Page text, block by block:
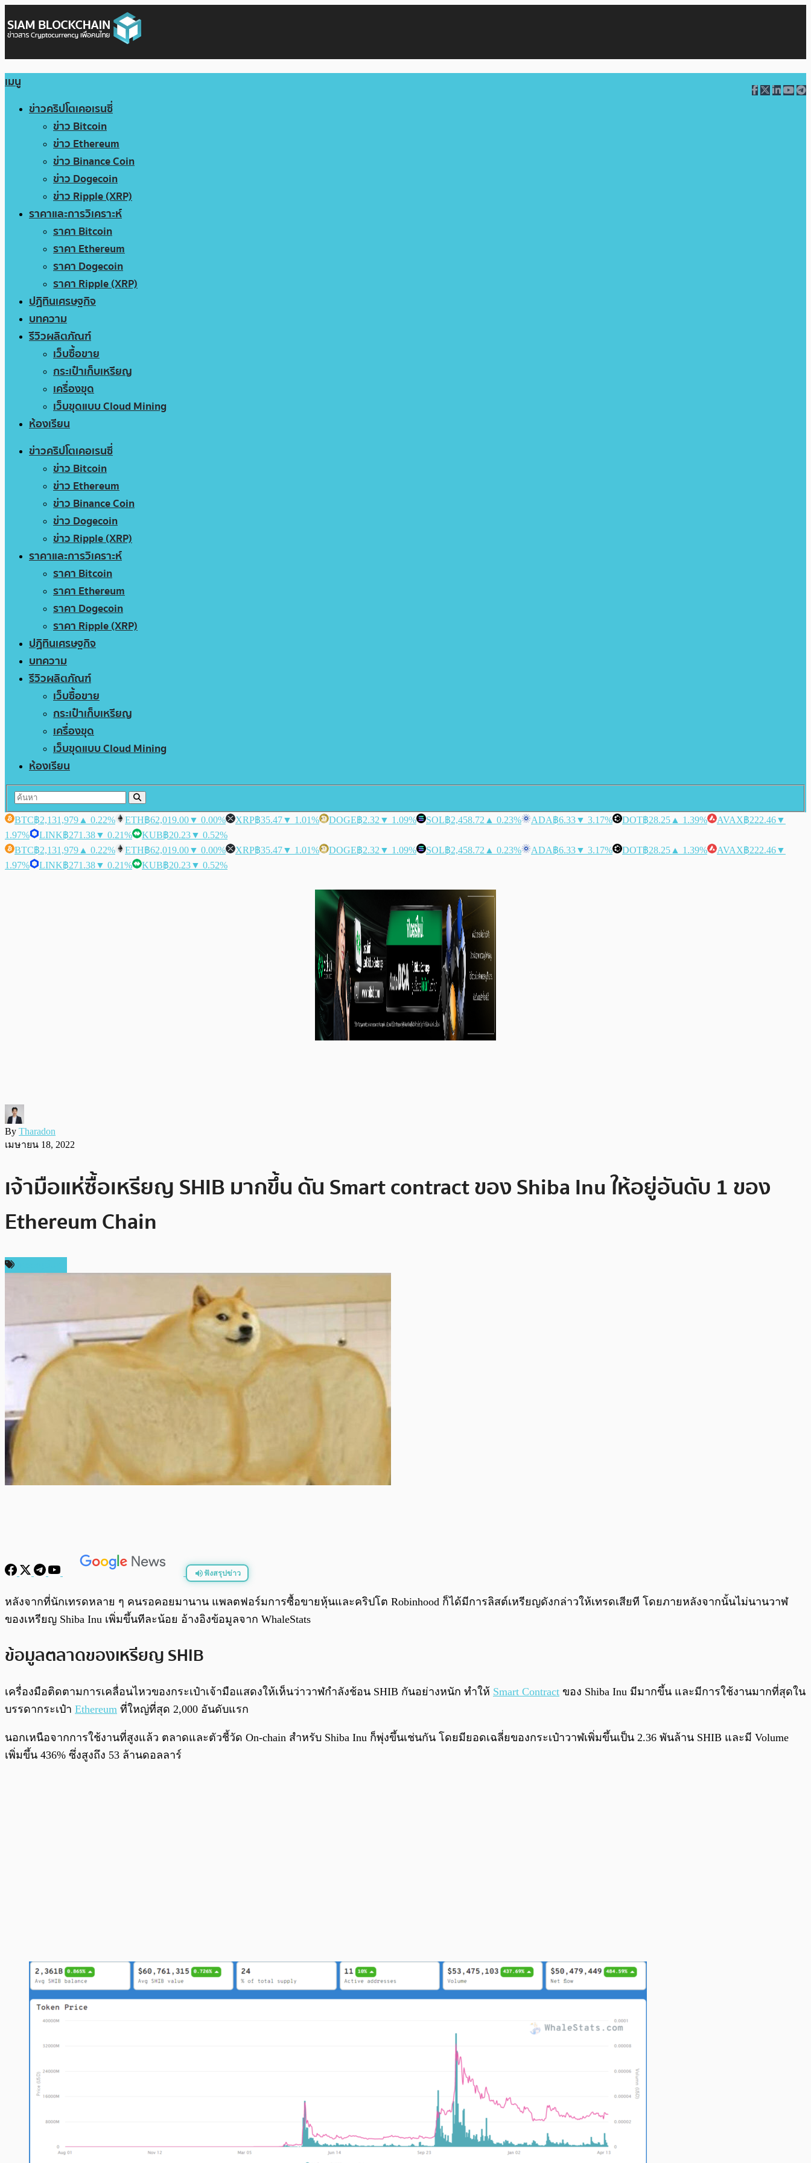
เมนู
ข่าวคริปโตเคอเรนซี่
ข่าว Bitcoin
ข่าว Ethereum
ข่าว Binance Coin
ข่าว Dogecoin
ข่าว Ripple (XRP)
ราคาและการวิเคราะห์
ราคา Bitcoin
ราคา Ethereum
ราคา Dogecoin
ราคา Ripple (XRP)
ปฏิทินเศรษฐกิจ
บทความ
รีวิวผลิตภัณฑ์
เว็บซื้อขาย
กระเป๋าเก็บเหรียญ
เครื่องขุด
เว็บขุดแบบ Cloud Mining
ห้องเรียน
ข่าวคริปโตเคอเรนซี่
ข่าว Bitcoin
ข่าว Ethereum
ข่าว Binance Coin
ข่าว Dogecoin
ข่าว Ripple (XRP)
ราคาและการวิเคราะห์
ราคา Bitcoin
ราคา Ethereum
ราคา Dogecoin
ราคา Ripple (XRP)
ปฏิทินเศรษฐกิจ
บทความ
รีวิวผลิตภัณฑ์
เว็บซื้อขาย
กระเป๋าเก็บเหรียญ
เครื่องขุด
เว็บขุดแบบ Cloud Mining
ห้องเรียน
BTC฿2,131,979 ▲ 0.22% ETH฿62,019.00▼ 0.00% XRP฿35.47▼ 1.01% DOGE฿2.32 ▼ 1.09% SOL฿2,458.72 ▲ 0.23% ADA฿6.33▼ 3.17% DOT฿28.25 ▲ 1.39% AVAX฿222.46▼
1.97%
LINK฿271.38▼ 0.21% KUB฿20.23▼ 0.52%
BTC฿2,131,979 ▲ 0.22% ETH฿62,019.00▼ 0.00% XRP฿35.47▼ 1.01% DOGE฿2.32 ▼ 1.09% SOL฿2,458.72 ▲ 0.23% ADA฿6.33▼ 3.17% DOT฿28.25 ▲ 1.39% AVAX฿222.46▼
1.97%
LINK฿271.38▼ 0.21% KUB฿20.23▼ 0.52%
By Tharadon
เมษายน 18, 2022
เจ้ามือแห่ซื้อเหรียญ SHIB มากขึ้น ดัน Smart contract ของ Shiba Inu ให้อยู่อันดับ 1 ของ
Ethereum Chain
ฟังสรุปข่าว
พร้อมเล่น 0:00 /
หลังจากที่นักเทรดหลาย ๆ คนรอคอยมานาน แพลตฟอร์มการซื้อขายหุ้นและคริปโต Robinhood ก็ได้มีการลิสต์เหรียญดังกล่าวให้เทรดเสียที โดยภายหลังจากนั้นไม่นานวาฬ
ของเหรียญ Shiba Inu เพิ่มขึ้นทีละน้อย อ้างอิงข้อมูลจาก WhaleStats
ข้อมูลตลาดของเหรียญ SHIB
เครื่องมือติดตามการเคลื่อนไหวของกระเป๋าเจ้ามือแสดงให้เห็นว่าวาฬกำลังช้อน SHIB กันอย่างหนัก ทำให้ Smart Contract ของ Shiba Inu มีมากขึ้น และมีการใช้งานมากที่สุดใน
บรรดากระเป๋า Ethereum ที่ใหญ่ที่สุด 2,000 อันดับแรก
นอกเหนือจากการใช้งานที่สูงแล้ว ตลาดและตัวชี้วัด On-chain สำหรับ Shiba Inu ก็พุ่งขึ้นเช่นกัน โดยมียอดเฉลี่ยของกระเป๋าวาฬเพิ่มขึ้นเป็น 2.36 พันล้าน SHIB และมี Volume
เพิ่มขึ้น 436% ซึ่งสูงถึง 53 ล้านดอลลาร์